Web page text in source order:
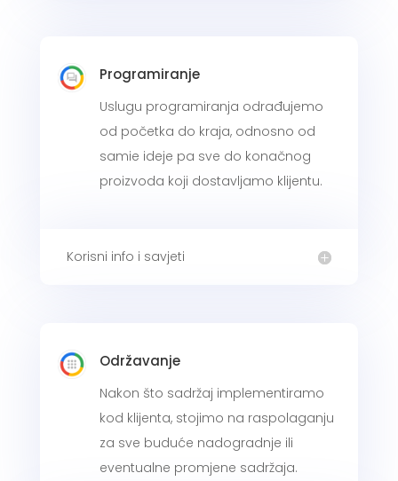
Programiranje
Uslugu programiranja odrađujemo
od početka do kraja, odnosno od
samie ideje pa sve do konačnog
proizvoda koji dostavljamo klijentu.
Korisni info i savjeti
Održavanje
Nakon što sadržaj implementiramo
kod klijenta, stojimo na raspolaganju
za sve buduće nadogradnje ili
eventualne promjene sadržaja.